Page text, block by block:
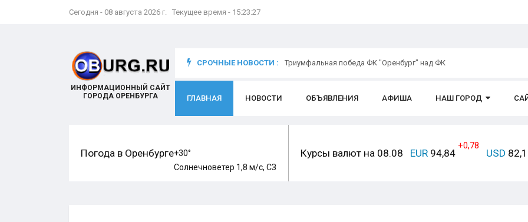
Сегодня - 08 августа 2026 г. Текущее время - 15:23:28
ИНФОРМАЦИОННЫЙ САЙТ
ГОРОДА ОРЕНБУРГА
СРОЧНЫЕ НОВОСТИ :
происходит с игроком Триумфальная победа ФК "Оренбург" над ФК
ГЛАВНАЯ НОВОСТИ ОБЪЯВЛЕНИЯ АФИША НАШ ГОРОД
Погода в Оренбурге+30°
Солнечноветер 1,8 м/с, СЗ
Курсы валют на 08.08 EUR 94,84
+0,78
USD